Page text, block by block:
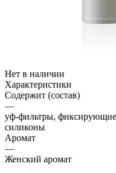
Нет в наличии
Характеристики
Содержит (состав)
—
уф-фильтры,
силиконы
Аромат
—
Женский аромат